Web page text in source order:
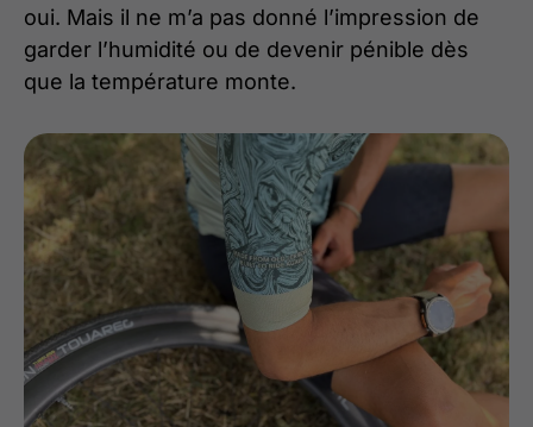
oui. Mais il ne m’a pas donné l’impression de
garder l’humidité ou de devenir pénible dès
que la température monte.